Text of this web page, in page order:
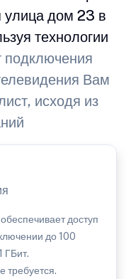
улица дом 23 в
технологии
Вам
исходя из
доступ
до 100
ГБит.
требуется.